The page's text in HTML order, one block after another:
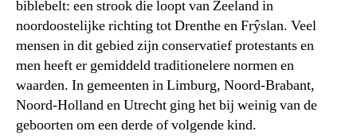
biblebelt: een strook die loopt van Zeeland in
noordoostelijke richting tot Drenthe en Frŷslan. Veel
mensen in dit gebied zijn conservatief protestants en
men heeft er gemiddeld traditionelere normen en
waarden. In gemeenten in Limburg, Noord-Brabant,
Noord-Holland en Utrecht ging het bij weinig van de
geboorten om een derde of volgende kind.